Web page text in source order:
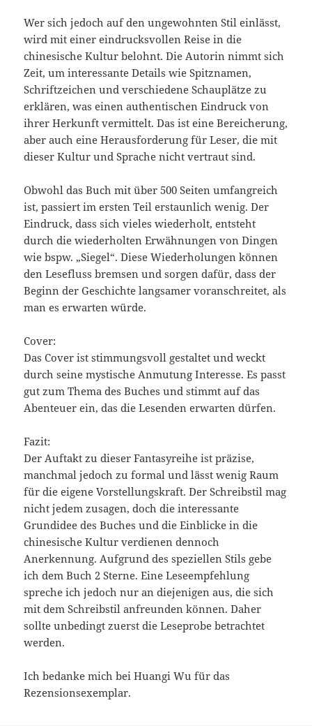
Wer sich jedoch auf den ungewohnten Stil einlässt,
wird mit einer eindrucksvollen Reise in die
chinesische Kultur belohnt. Die Autorin nimmt sich
Zeit, um interessante Details wie Spitznamen,
Schriftzeichen und verschiedene Schauplätze zu
erklären, was einen authentischen Eindruck von
ihrer Herkunft vermittelt. Das ist eine Bereicherung,
aber auch eine Herausforderung für Leser, die mit
dieser Kultur und Sprache nicht vertraut sind.
Obwohl das Buch mit über 500 Seiten umfangreich
ist, passiert im ersten Teil erstaunlich wenig. Der
Eindruck, dass sich vieles wiederholt, entsteht
durch die wiederholten Erwähnungen von Dingen
wie bspw. „Siegel“. Diese Wiederholungen können
den Lesefluss bremsen und sorgen dafür, dass der
Beginn der Geschichte langsamer voranschreitet, als
man es erwarten würde.
Cover:
Das Cover ist stimmungsvoll gestaltet und weckt
durch seine mystische Anmutung Interesse. Es passt
gut zum Thema des Buches und stimmt auf das
Abenteuer ein, das die Lesenden erwarten dürfen.
Fazit:
Der Auftakt zu dieser Fantasyreihe ist präzise,
manchmal jedoch zu formal und lässt wenig Raum
für die eigene Vorstellungskraft. Der Schreibstil mag
nicht jedem zusagen, doch die interessante
Grundidee des Buches und die Einblicke in die
chinesische Kultur verdienen dennoch
Anerkennung. Aufgrund des speziellen Stils gebe
ich dem Buch 2 Sterne. Eine Leseempfehlung
spreche ich jedoch nur an diejenigen aus, die sich
mit dem Schreibstil anfreunden können. Daher
sollte unbedingt zuerst die Leseprobe betrachtet
werden.
Ich bedanke mich bei Huangi Wu für das
Rezensionsexemplar.